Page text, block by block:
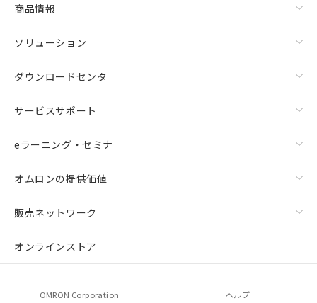
商品情報
ソリューション
ダウンロードセンタ
サービスサポート
eラーニング・セミナ
オムロンの提供価値
販売ネットワーク
オンラインストア
OMRON Corporation ヘルプ